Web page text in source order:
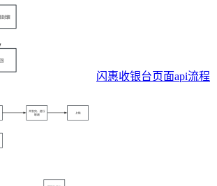
闪惠收银台页面api流程